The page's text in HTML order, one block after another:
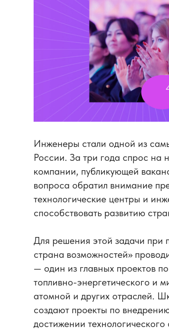
Инженеры стали одной из
России. За три года спрос на
компании, публикующей
вопроса обратил внимание
технологические центры и
способствовать развитию
Для решения этой задачи при
страна возможностей»
— один из главных проектов
топливно-энергетического и
атомной и других отраслей.
создают проекты по
достижении